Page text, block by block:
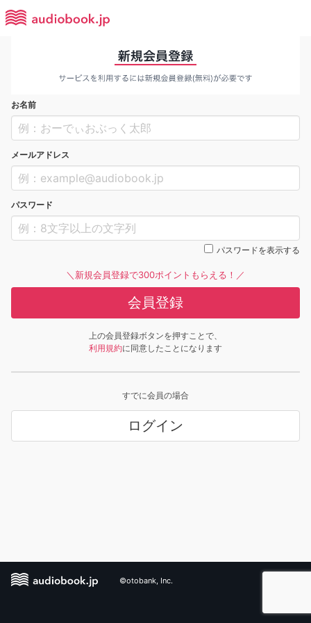
お名前
メールアドレス
パスワード
パスワードを表示する
＼新規会員登録で300ポイントもらえる！／
会員登録
上の会員登録ボタンを押すことで、
利用規約に同意したことになります
すでに会員の場合
ログイン
©otobank, Inc.